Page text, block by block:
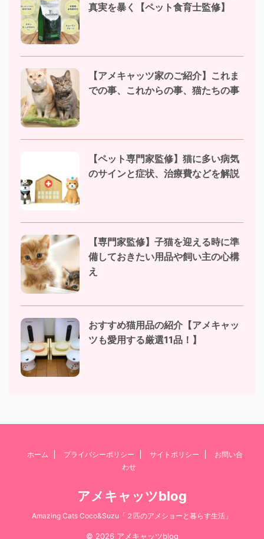
真実を暴く【ペット食育士監修】
【アメキャッツ家のご紹介】これま
での事、これからの事、猫たちの事
【ペット専門家監修】猫に多い病気
のサインと症状、治療費などを解説
【専門家監修】子猫を迎える時に準
備しておきたい用品や飼い主の心構
え
おすすめ猫用品の紹介【アメキャッ
ツも愛用する厳選11品！】
ホーム プライバシーポリシー サイトポリシー
お問い合
わせ
アメキャッツblog
Amazing Cats Coco&Suzu「２匹のアメショーと暮らす生活」
© 2026 アメキャッツblog